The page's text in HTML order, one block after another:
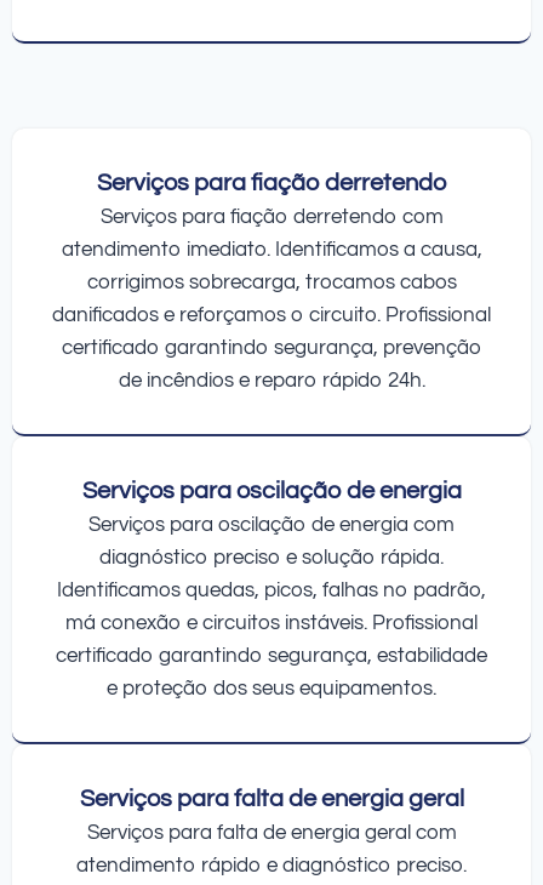
Serviços para fiação derretendo
Serviços para fiação derretendo com
atendimento imediato. Identificamos a causa,
corrigimos sobrecarga, trocamos cabos
danificados e reforçamos o circuito. Profissional
certificado garantindo segurança, prevenção
de incêndios e reparo rápido 24h.
Serviços para oscilação de energia
Serviços para oscilação de energia com
diagnóstico preciso e solução rápida.
Identificamos quedas, picos, falhas no padrão,
má conexão e circuitos instáveis. Profissional
certificado garantindo segurança, estabilidade
e proteção dos seus equipamentos.
Serviços para falta de energia geral
Serviços para falta de energia geral com
atendimento rápido e diagnóstico preciso.